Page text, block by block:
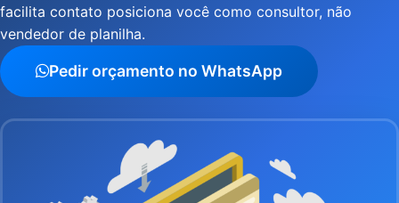
facilita contato posiciona você como consultor, não
vendedor de planilha.
Pedir orçamento no WhatsApp